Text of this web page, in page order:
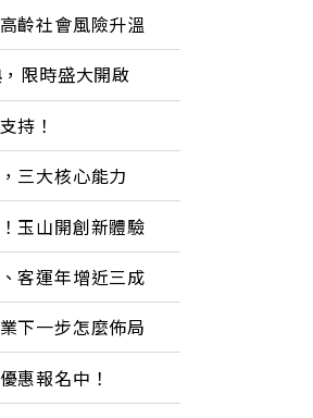
齡社會風險升溫
限時盛大開啟
持！
三大核心能力
玉山開創新體驗
客運年增近三成
下一步怎麼佈局
惠報名中！